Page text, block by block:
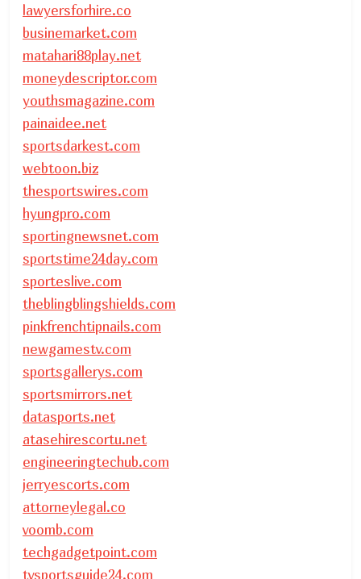
lawyersforhire.co
businemarket.com
matahari88play.net
moneydescriptor.com
youthsmagazine.com
painaidee.net
sportsdarkest.com
webtoon.biz
thesportswires.com
hyungpro.com
sportingnewsnet.com
sportstime24day.com
sporteslive.com
theblingblingshields.com
pinkfrenchtipnails.com
newgamestv.com
sportsgallerys.com
sportsmirrors.net
datasports.net
atasehirescortu.net
engineeringtechub.com
jerryescorts.com
attorneylegal.co
voomb.com
techgadgetpoint.com
tvsportsguide24.com